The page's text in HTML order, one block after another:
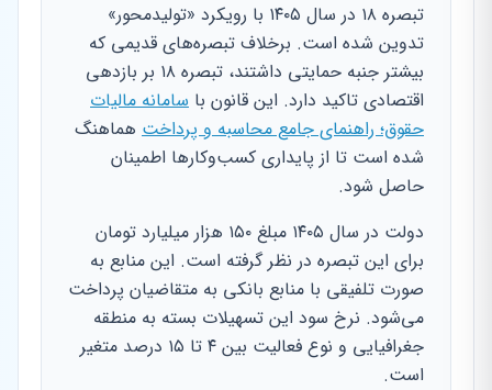
تبصره ۱۸ در سال ۱۴۰۵ با رویکرد «تولیدمحور»
تدوین شده است. برخلاف تبصره‌های قدیمی که
بیشتر جنبه حمایتی داشتند، تبصره ۱۸ بر بازدهی
اقتصادی تاکید دارد. این قانون با سامانه مالیات
حقوق؛ راهنمای جامع محاسبه و پرداخت هماهنگ
شده است تا از پایداری کسب‌وکارها اطمینان
حاصل شود.
دولت در سال ۱۴۰۵ مبلغ ۱۵۰ هزار میلیارد تومان
برای این تبصره در نظر گرفته است. این منابع به
صورت تلفیقی با منابع بانکی به متقاضیان پرداخت
می‌شود. نرخ سود این تسهیلات بسته به منطقه
جغرافیایی و نوع فعالیت بین ۴ تا ۱۵ درصد متغیر
است.